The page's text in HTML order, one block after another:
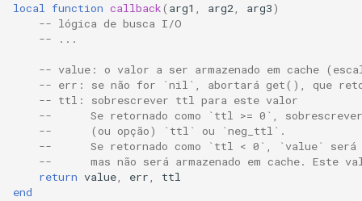
local function callback( arg1 arg2 arg3)
-- lógica de busca I/O
-- ...
-- value: o valor a ser armazenado em cache
-- err: se não for `nil`, abortará get(), que
-- ttl: sobrescrever ttl para este valor
--      Se retornado como `ttl >= 0`,
--      (ou opção) `ttl` ou `neg_ttl`.
--      Se retornado como `ttl < 0`, `value` será
--      mas não será armazenado em cache. Este
return value err
ttl
end